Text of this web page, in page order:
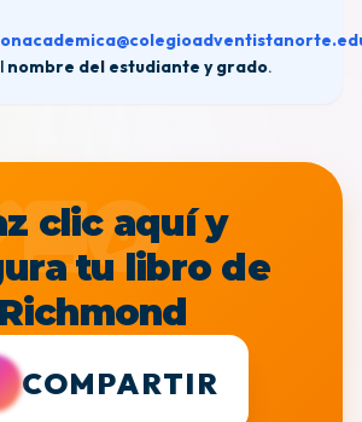
nombre del estudiante y grado.
clic aquí y
tu libro de
Richmond
COMPARTIR